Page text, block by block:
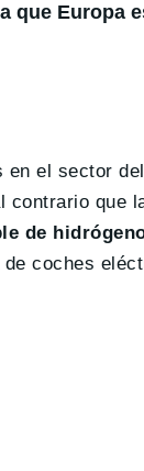
que Europa
en el sector
contrario que
de
coches